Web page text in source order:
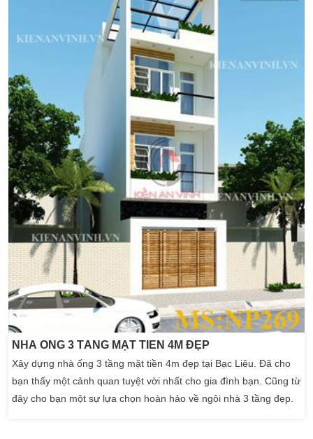
NHÀ ỐNG 3 TẦNG MẶT TIỀN 4M ĐẸP
Xây dựng nhà ống 3 tầng mặt tiền 4m đẹp tại Bạc Liêu. Đã cho
bạn thấy một cảnh quan tuyệt vời nhất cho gia đình bạn. Cũng từ
đây cho bạn một sự lựa chọn hoàn hảo về ngôi nhà 3 tầng đẹp.